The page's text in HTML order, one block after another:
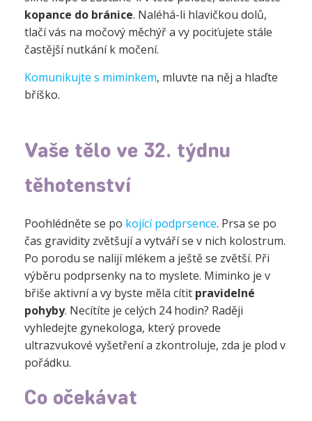
kopance do bránice. Naléhá-li hlavičkou dolů,
tlačí vás na močový měchýř a vy pociťujete stále
častější nutkání k močení.
Komunikujte s miminkem, mluvte na něj a hlaďte
bříško.
Vaše tělo ve 32. týdnu
těhotenství
Poohlédněte se po kojící podprsence. Prsa se po
čas gravidity zvětšují a vytváří se v nich kolostrum.
Po porodu se nalijí mlékem a ještě se zvětší. Při
výběru podprsenky na to myslete. Miminko je v
břiše aktivní a vy byste měla cítit pravidelné
pohyby. Necítíte je celých 24 hodin? Raději
vyhledejte gynekologa, který provede
ultrazvukové vyšetření a zkontroluje, zda je plod v
pořádku.
Co očekávat